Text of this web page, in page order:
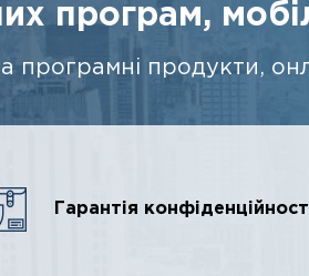
програм,
програмні продукти,
Гарантія